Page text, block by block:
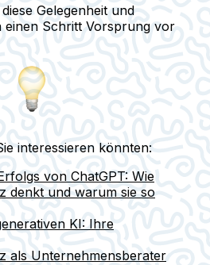
Gelegenheit und
einen Schritt Vorsprung vor
interessieren könnten:
von ChatGPT: Wie
denkt und warum sie so
KI: Ihre
als Unternehmensberater